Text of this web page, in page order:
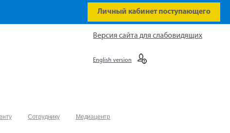
Личный кабинет поступающего
Сотруднику
Медиацентр
Версия сайта для слабовидящих
English version